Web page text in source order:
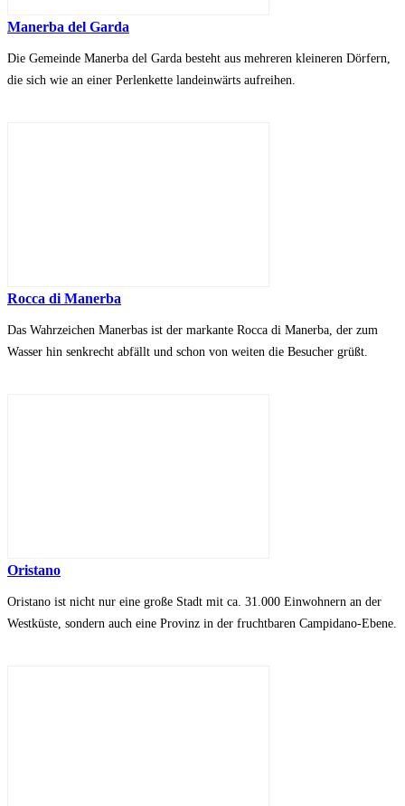
Manerba del Garda
Die Gemeinde Manerba del Garda besteht aus mehreren kleineren Dörfern,
die sich wie an einer Perlenkette landeinwärts aufreihen.
Rocca di Manerba
Das Wahrzeichen Manerbas ist der markante Rocca di Manerba, der zum
Wasser hin senkrecht abfällt und schon von weiten die Besucher grüßt.
Oristano
Oristano ist nicht nur eine große Stadt mit ca. 31.000 Einwohnern an der
Westküste, sondern auch eine Provinz in der fruchtbaren Campidano-Ebene.